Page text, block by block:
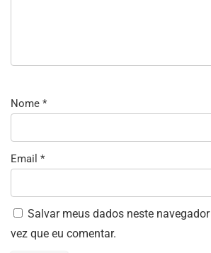
Nome *
Email *
Salvar meus dados neste
vez que eu comentar.